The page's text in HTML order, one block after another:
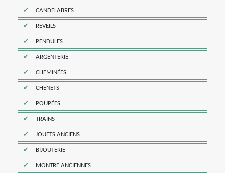
CANDELABRES
REVEILS
PENDULES
ARGENTERIE
CHEMINÉES
CHENETS
POUPÉES
TRAINS
JOUETS ANCIENS
BIJOUTERIE
MONTRE ANCIENNES